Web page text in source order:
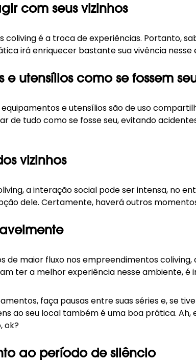
com seus vizinhos
colivingé a troca de experiências. Portanto,
irá enriquecer bastante sua vivência
utensílios como se fossem
e utensílios são de uso
de tudo como se fosse seu, evitando
vizinhos
a interação social pode ser intensa, no
dele. Certamente, haverá outros
de maior fluxo nos empreendimentos
ter a melhor experiência nesse ambiente,
faça pausas entre suas séries e, se
ao seu local também é uma boa prática.
ok?
ao período de silêncio